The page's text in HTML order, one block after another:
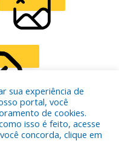
HIDE IMAGES
sua experiência de
portal, você
de cookies.
isso é feito, acesse
concorda, clique em